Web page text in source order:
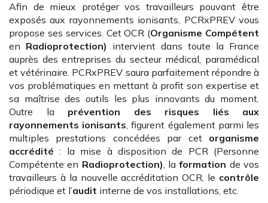
Afin de mieux protéger vos travailleurs pouvant être
exposés aux rayonnements ionisants, PCRxPREV vous
propose ses services. Cet OCR (Organisme Compétent
en Radioprotection) intervient dans toute la France
auprès des entreprises du secteur médical, paramédical
et vétérinaire. PCRxPREV saura parfaitement répondre à
vos problématiques en mettant à profit son expertise et
sa maîtrise des outils les plus innovants du moment.
Outre la prévention des risques liés aux
rayonnements ionisants, figurent également parmi les
multiples prestations concédées par cet organisme
accrédité : la mise à disposition de PCR (Personne
Compétente en Radioprotection), laformation de vos
travailleurs à la nouvelle accréditation OCR, le contrôle
périodique et l’audit interne de vos installations, etc.